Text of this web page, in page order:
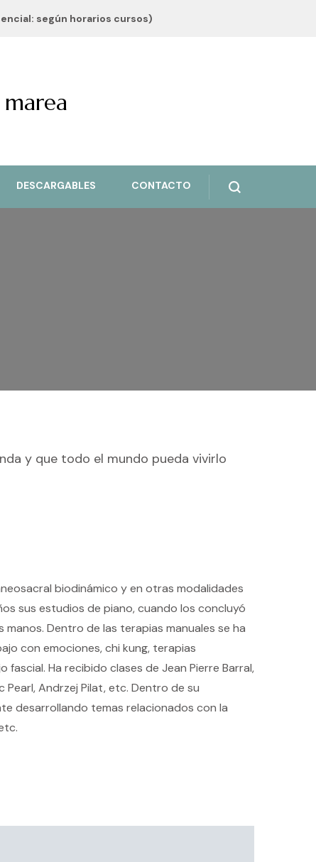
según horarios cursos)
DESCARGABLES CONTACTO
y que todo el mundo pueda vivirlo
biodinámico y en otras modalidades
sus estudios de piano, cuando los concluyó
Dentro de las terapias manuales se ha
con emociones, chi kung, terapias
Ha recibido clases de Jean Pierre Barral,
Pearl, Andrzej Pilat, etc. Dentro de su
desarrollando temas relacionados con la